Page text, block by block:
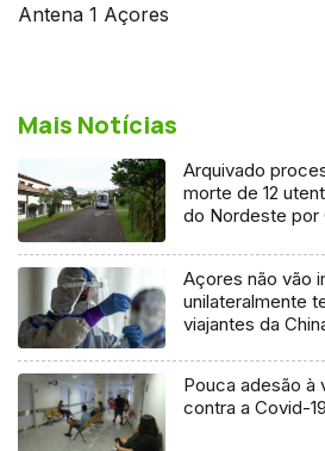
Antena 1 Açores
Mais Notícias
Arquivado
morte de 12
do Nordeste por
Açores não vão
unilateralmente
viajantes da
Pouca adesão à